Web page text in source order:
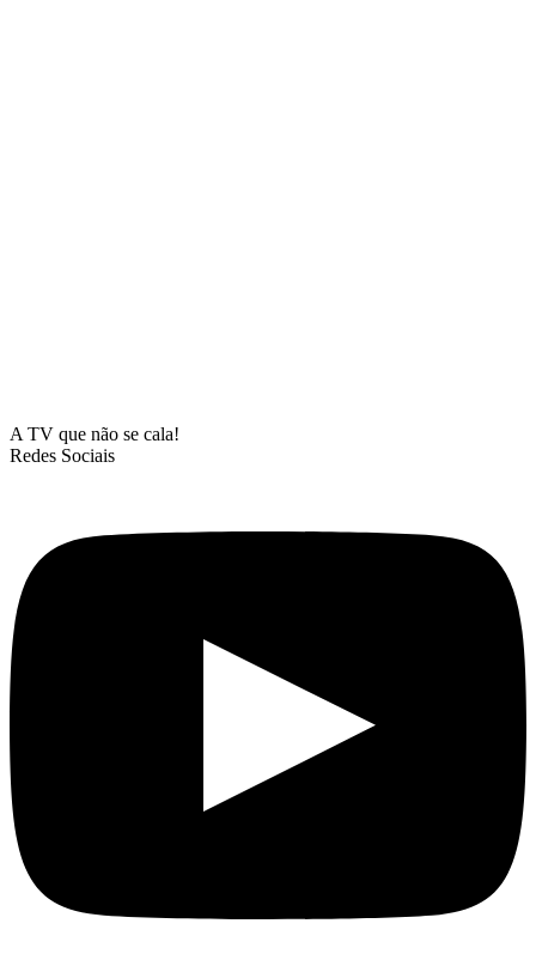
A TV que não se cala!
Redes Sociais